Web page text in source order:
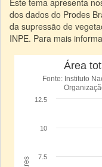
Este tema apresenta
dos dados do Prodes
da supressão de
INPE. Para mais